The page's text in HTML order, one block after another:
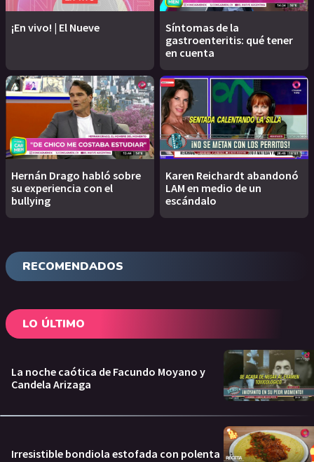
¡En vivo! | El Nueve
Síntomas de la
gastroenteritis: qué tener
en cuenta
Hernán Drago habló sobre
su experiencia con el
bullying
Karen Reichardt abandonó
LAM en medio de un
escándalo
RECOMENDADOS
LO ÚLTIMO
La noche caótica de Facundo Moyano y
Candela Arizaga
Irresistible bondiola estofada con polenta